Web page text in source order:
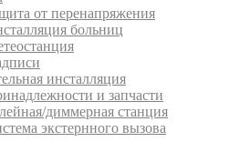
от перенапряжения
больниц
инсталляция
и запчасти
диммерная станция
экстернного вызова